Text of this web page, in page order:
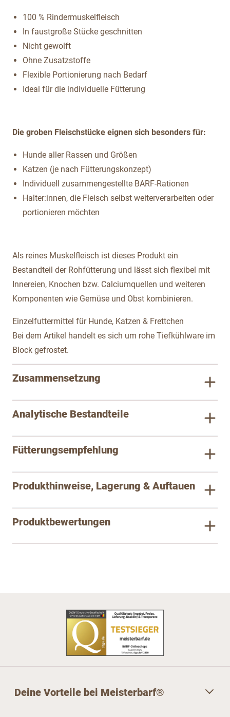
100 % Rindermuskelfleisch
In faustgroße Stücke geschnitten
Nicht gewolft
Ohne Zusatzstoffe
Flexible Portionierung nach Bedarf
Ideal für die individuelle Fütterung
Die groben Fleischstücke eignen sich besonders für:
Hunde aller Rassen und Größen
Katzen (je nach Fütterungskonzept)
Individuell zusammengestellte BARF-Rationen
Halter:innen, die Fleisch selbst weiterverarbeiten oder
portionieren möchten
Als reines Muskelfleisch ist dieses Produkt ein
Bestandteil der Rohfütterung und lässt sich flexibel mit
Innereien, Knochen bzw. Calciumquellen und weiteren
Komponenten wie Gemüse und Obst kombinieren.
Einzelfuttermittel für Hunde, Katzen & Frettchen
Bei dem Artikel handelt es sich um rohe Tiefkühlware im
Block gefrostet.
Zusammensetzung
Analytische Bestandteile
Fütterungsempfehlung
Produkthinweise, Lagerung & Auftauen
Produktbewertungen
Deine Vorteile bei Meisterbarf®